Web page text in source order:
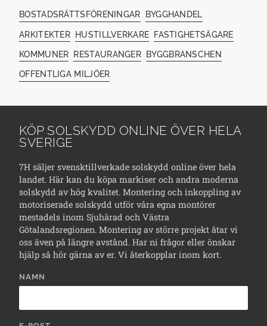
BOSTADSRÄTTSFÖRENINGAR
BYGGHANDEL
ARKITEKTER HUSTILLVERKARE FASTIGHETSÄGARE
KOMMUNER RESTAURANGER BYGGBRANSCHEN
OFFENTLIGA MILJÖER
KÖP SOLSKYDD ONLINE ÖVER HELA
SVERIGE
7H säljer svensktillverkade solskydd online över hela
landet. Här kan du köpa markiser och andra moderna
solskydd av hög kvalitet. Montering och inkoppling av
motoriserade solskydd utför våra egna montörer
mestadels inom Sjuhärad och Västra
Götalandsregionen. Montering av större projekt åtar vi
oss även på längre avstånd. Har ni frågor eller önskar
hjälp så hör gärna av er. Vi återkopplar inom kort.
NAMN